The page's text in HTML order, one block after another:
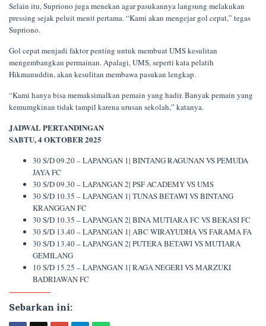
Selain itu, Supriono juga menekan agar pasukannya langsung melakukan
pressing sejak peluit menit pertama. “Kami akan mengejar gol cepat,” tegas
Supriono.
Gol cepat menjadi faktor penting untuk membuat UMS kesulitan
mengembangkan permainan. Apalagi, UMS, seperti kata pelatih
Hikmanuddin, akan kesulitan membawa pasukan lengkap.
“Kami hanya bisa memaksimalkan pemain yang hadir. Banyak pemain yang
kemumgkinan tidak tampil karena urusan sekolah,” katanya.
JADWAL PERTANDINGAN
SABTU, 4 OKTOBER 2025
30 S/D 09.20 – LAPANGAN 1| BINTANG RAGUNAN VS PEMUDA
JAYA FC
30 S/D 09.30 – LAPANGAN 2| PSF ACADEMY VS UMS
30 S/D 10.35 – LAPANGAN 1| TUNAS BETAWI VS BINTANG
KRANGGAN FC
30 S/D 10.35 – LAPANGAN 2| BINA MUTIARA FC VS BEKASI FC
30 S/D 13.40 – LAPANGAN 1| ABC WIRAYUDHA VS FARAMA FA
30 S/D 13.40 – LAPANGAN 2| PUTERA BETAWI VS MUTIARA
GEMILANG
10 S/D 15.25 – LAPANGAN 1| RAGA NEGERI VS MARZUKI
BADRIAWAN FC
Sebarkan ini: